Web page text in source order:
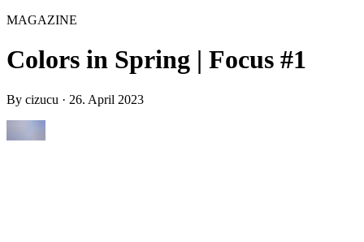
MAGAZINE
Colors in Spring | Focus #1
By cizucu · 26. April 2023